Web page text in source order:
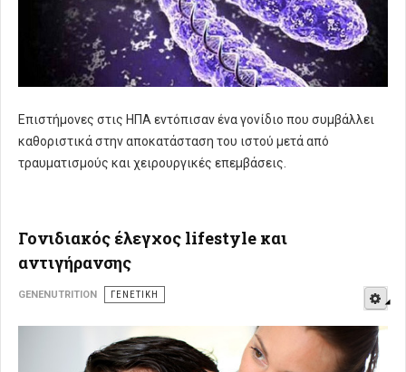
Επιστήμονες στις ΗΠΑ εντόπισαν ένα γονίδιο που συμβάλλει
καθοριστικά στην αποκατάσταση του ιστού μετά από
τραυματισμούς και χειρουργικές επεμβάσεις.
Γονιδιακός έλεγχος lifestyle και
αντιγήρανσης
GENENUTRITION ΓΕΝΕΤΙΚΉ